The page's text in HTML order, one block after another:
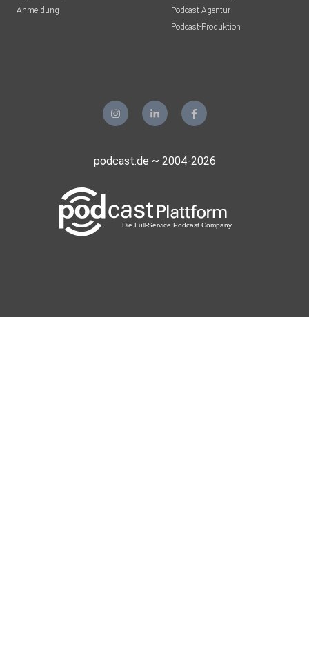
Anmeldung
Podcast-Agentur
Podcast-Produktion
podcast.de ~ 2004-2026